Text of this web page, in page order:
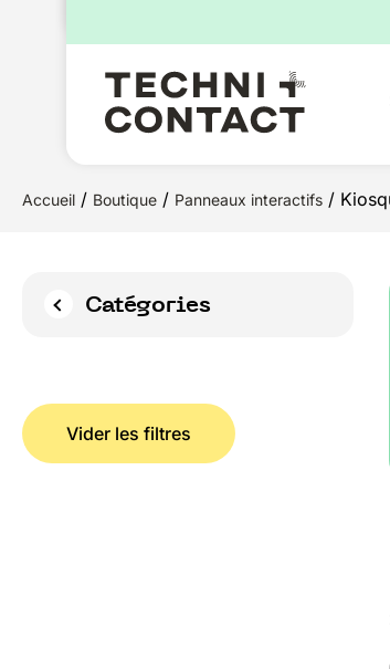
Accueil / Boutique / Panneaux interactifs /
Catégories
Vider les filtres